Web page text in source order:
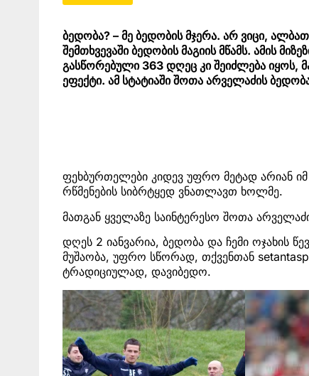
ბედობა? – მე ბედობის მჯერა. არ ვიცი,
შემთხვევაში ბედობის მაგიის მწამს. ამის
გასწორებული 363 დღეც კი შეიძლება იყოს,
ეფექტი. ამ სტატიაში შოთა არველაძის
ფეხბურთელები კიდევ უფრო მეტად არიან
რწმენების სიბრტყედ ვნათლავთ ხოლმე.
მათგან ყველაზე საინტერესო შოთა
დღეს 2 იანვარია, ბედობა და ჩემი ოჯახის
მუშაობა, უფრო სწორად, თქვენთან
ტრადიციულად, დავიბედო.